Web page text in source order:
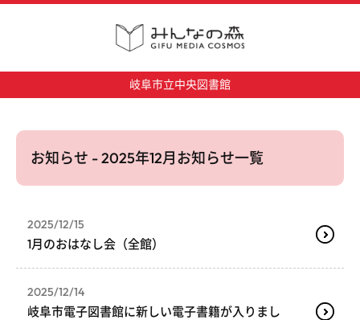
岐阜市立中央図書館
お知らせ - 2025年12月お知らせ一覧
2025/12/15
1月のおはなし会（全館）
2025/12/14
岐阜市電子図書館に新しい電子書籍が入りまし